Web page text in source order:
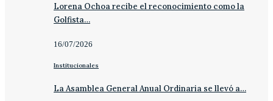
Lorena Ochoa recibe el reconocimiento como la
Golfista…
16/07/2026
Institucionales
La Asamblea General Anual Ordinaria se llevó a…